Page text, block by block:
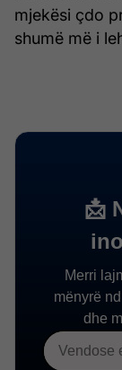
mjekësi çdo
shumë më i